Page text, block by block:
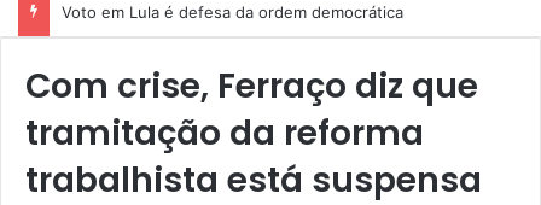
Nota de solidariedade ao povo venezuelano
Com crise, Ferraço diz que
tramitação da reforma
trabalhista está suspensa